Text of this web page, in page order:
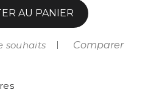
AU PANIER
souhaits Comparer